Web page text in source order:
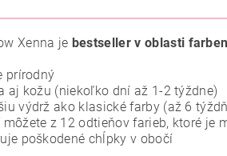
Xenna je bestseller v oblasti
prírodný
aj kožu (niekoľko dní až 1-2 týždne)
výdrž ako klasické farby (až 6
môžete z 12 odtieňov farieb, ktoré je
poškodené chĺpky v obočí